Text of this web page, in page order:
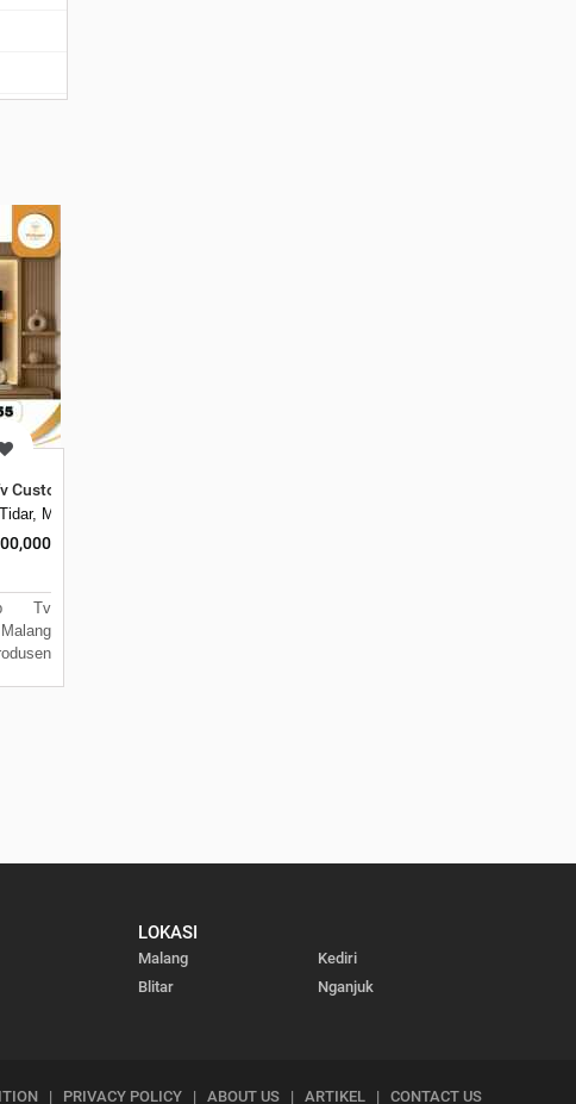
Custom di Kota Malang
Merjosari, Kec. Lowokwaru, Kota Malang, Jawa Timur 65144
Tv
LOKASI
Malang
Kediri
Blitar
Nganjuk
| PRIVACY POLICY | ABOUT US | ARTIKEL | CONTACT US